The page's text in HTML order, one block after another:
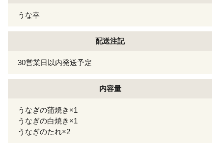
うな幸
配送注記
30営業日以内発送予定
内容量
うなぎの蒲焼き×1
うなぎの白焼き×1
うなぎのたれ×2